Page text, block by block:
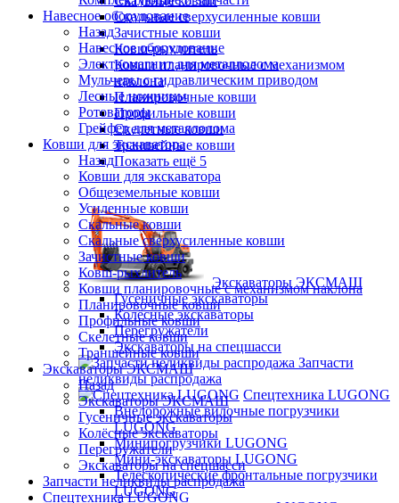
Скальные сверхусиленные ковши
Зачистные ковши
Ковш-рыхлитель
Ковши планировочные с механизмом
наклона
Планировочные ковши
Профильные ковши
Скелетные ковши
Траншейные ковши
Показать ещё 5
Экскаваторы ЭКСМАШ
Гусеничные экскаваторы
Колёсные экскаваторы
Перегружатели
Экскаваторы на спецшасси
Запчасти
неликвиды распродажа
Спецтехника LUGONG
Внедорожные вилочные погрузчики
LUGONG
Минипогрузчики LUGONG
Мини-экскаваторы LUGONG
Телескопические фронтальные погрузчики
LUGONG
Навесное оборудование
Назад
Навесное оборудование
Электромагнит для металлолома
Мульчеры с гидравлическим приводом
Лесные ножницы
Ротоваторы
Грейфер для металлолома
Ковши для экскаватора
Назад
Ковши для экскаватора
Общеземельные ковши
Усиленные ковши
Скальные ковши
Скальные сверхусиленные ковши
Зачистные ковши
Ковш-рыхлитель
Ковши планировочные с механизмом наклона
Планировочные ковши
Профильные ковши
Скелетные ковши
Траншейные ковши
Экскаваторы ЭКСМАШ
Назад
Экскаваторы ЭКСМАШ
Гусеничные экскаваторы
Колёсные экскаваторы
Перегружатели
Экскаваторы на спецшасси
Запчасти неликвиды распродажа
Спецтехника LUGONG